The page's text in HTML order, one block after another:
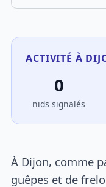
ACTIVITÉ À
0
nids signalés
À Dijon, comme
guêpes et de